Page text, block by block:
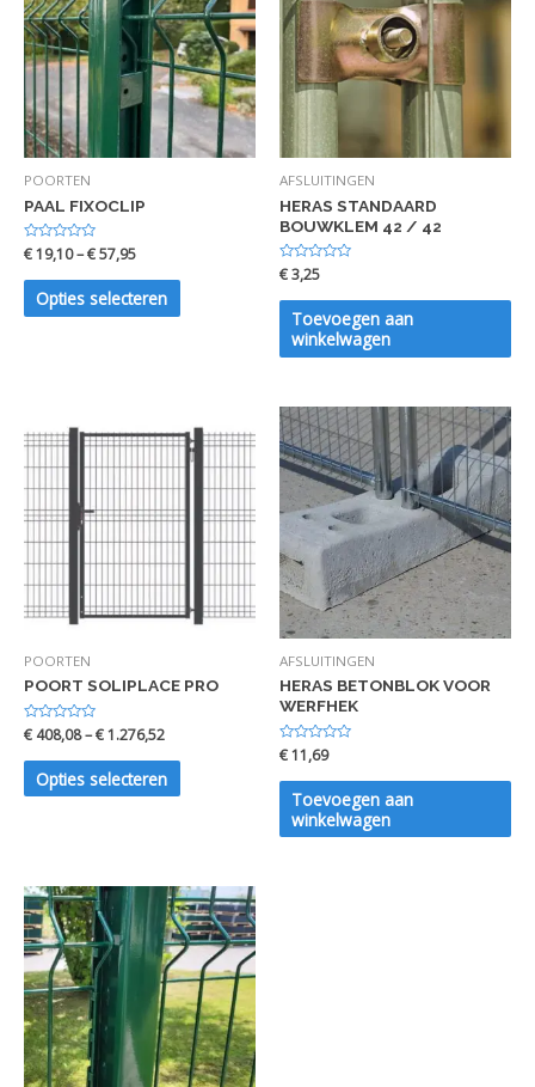
POORTEN
PAAL FIXOCLIP
Waardering
0
uit
€19,10–€57,95
Opties selecteren
AFSLUITINGEN
HERAS STANDAARD
BOUWKLEM 42 / 42
Waardering
0
uit
€3,25
Toevoegen aan
winkelwagen
POORTEN
POORT SOLIPLACE PRO
Waardering
0
uit
€ 408,08–€1.276,52
Opties selecteren
AFSLUITINGEN
HERAS BETONBLOK VOOR
WERFHEK
Waardering
0
uit
€11,69
Toevoegen aan
winkelwagen